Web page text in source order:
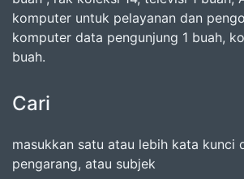
komputer untuk pelayanan dan
komputer data pengunjung 1 buah,
buah.
Cari
masukkan satu atau lebih kata kunci
pengarang, atau subjek